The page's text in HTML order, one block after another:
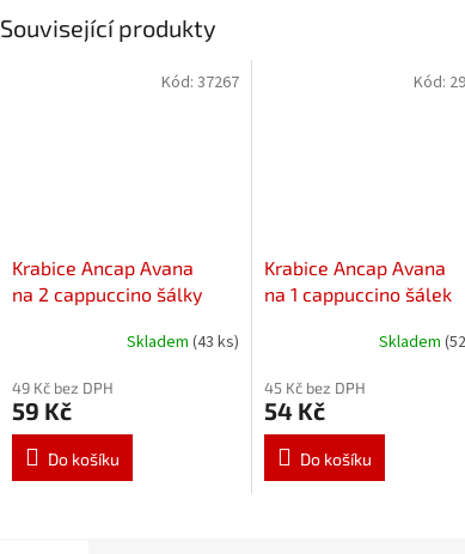
Související produkty
Krabice Ancap Avana
na 2 cappuccino šálky
Skladem (43 ks)
49 Kč bez DPH
59 Kč
Do košíku
Kód: 37267
Krabice Ancap Avana
na 1 cappuccino šálek
Skladem
45 Kč bez DPH
54 Kč
Do košíku
Kód: